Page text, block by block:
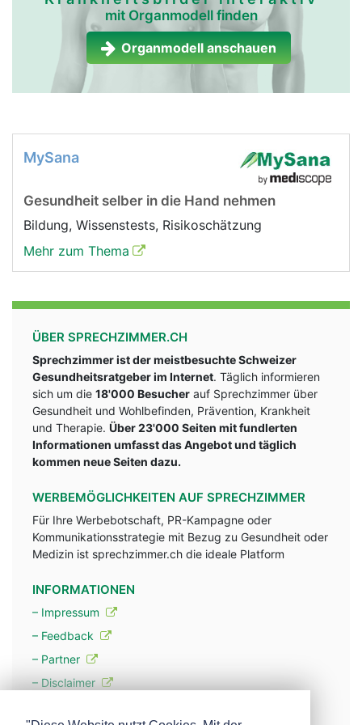
Nebenniere Mann
mit Organmodell finden
Organmodell anschauen
MySana
Gesundheit selber in die Hand nehmen
Bildung, Wissenstests, Risikoschätzung
Mehr zum Thema
ÜBER SPRECHZIMMER.CH
Sprechzimmer ist der meistbesuchte Schweizer
Gesundheitsratgeber im Internet. Täglich informieren
sich um die 18'000 Besucher auf Sprechzimmer über
Gesundheit und Wohlbefinden, Prävention, Krankheit
und Therapie. Über 23'000 Seiten mit fundlerten
Informationen umfasst das Angebot und täglich
kommen neue Seiten dazu.
WERBEMÖGLICHKEITEN AUF SPRECHZIMMER
Für Ihre Werbebotschaft, PR-Kampagne oder
Kommunikationsstrategie mit Bezug zu Gesundheit oder
Medizin ist sprechzimmer.ch die ideale Platform
INFORMATIONEN
– Impressum
– Feedback
– Partner
– Disclaimer